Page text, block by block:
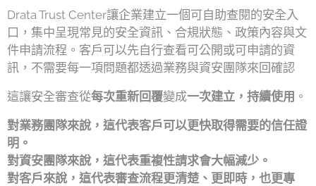
Drata Trust Center讓企業建立一個可自助查閱的安全入
口，集中呈現常見的安全資訊、合規狀態、政策內容與文
件申請流程。客戶可以先自行查看可公開或可申請的資
訊，不需要每一項問題都透過業務與資安團隊來回確認
這讓安全審查從每次重新回覆變成一次建立，持續使用 。
對業務團隊來說，這代表客戶可以更快取得需要的信任證
明。
對資安團隊來說，這代表重複性請求會大幅減少。
對客戶來說，這代表審查流程更清楚、更即時，也更專